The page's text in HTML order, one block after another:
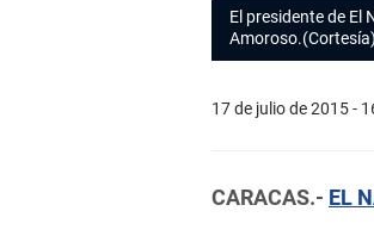
El presidente de
Amoroso.(Cortesía)
17 de julio de 2015 -
CARACAS.- EL